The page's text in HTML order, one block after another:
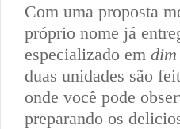
Com uma proposta
próprio nome já
especializado em dim
duas unidades são
onde você pode
preparando os